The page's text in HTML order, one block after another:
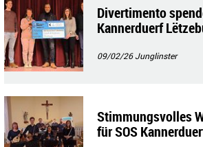
Divertimento
Kannerduerf
09/02/26Junglinster
Stimmungsvolles
für SOS